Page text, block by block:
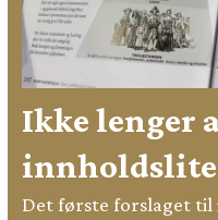
Ikke lenger
innholdslite
Det første forslaget til